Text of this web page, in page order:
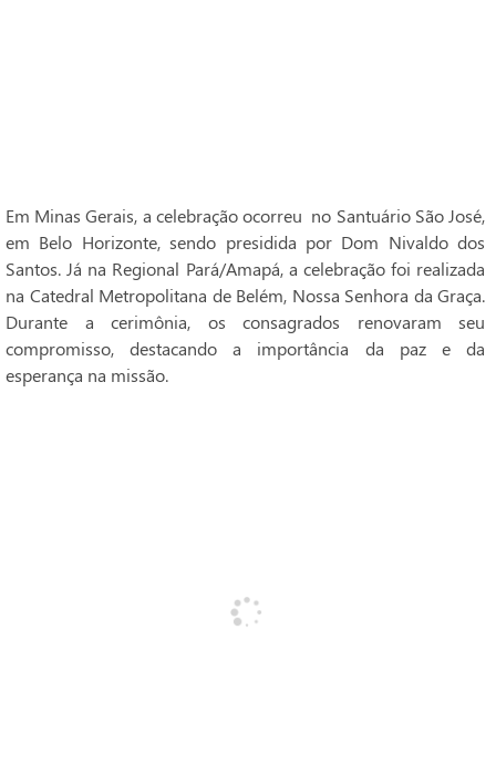
Em Minas Gerais, a celebração ocorreu no Santuário São José,
em Belo Horizonte, sendo presidida por Dom Nivaldo dos
Santos. Já na Regional Pará/Amapá, a celebração foi realizada
na Catedral Metropolitana de Belém, Nossa Senhora da Graça.
Durante a cerimônia, os consagrados renovaram seu
compromisso, destacando a importância da paz e da
esperança na missão.